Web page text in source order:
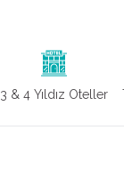
3 & 4 Yıldız Oteller